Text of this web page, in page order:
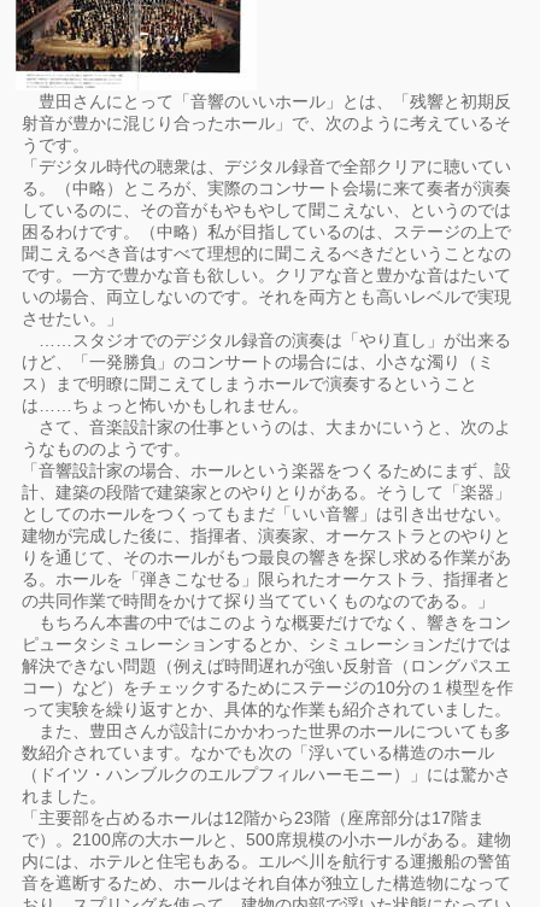
豊田さんにとって「音響のいいホール」とは、「残響と初期反
射音が豊かに混じり合ったホール」で、次のように考えているそ
うです。
「デジタル時代の聴衆は、デジタル録音で全部クリアに聴いてい
る。（中略）ところが、実際のコンサート会場に来て奏者が演奏
しているのに、その音がもやもやして聞こえない、というのでは
困るわけです。（中略）私が目指しているのは、ステージの上で
聞こえるべき音はすべて理想的に聞こえるべきだということなの
です。一方で豊かな音も欲しい。クリアな音と豊かな音はたいて
いの場合、両立しないのです。それを両方とも高いレベルで実現
させたい。」
……スタジオでのデジタル録音の演奏は「やり直し」が出来る
けど、「一発勝負」のコンサートの場合には、小さな濁り（ミ
ス）まで明瞭に聞こえてしまうホールで演奏するということ
は……ちょっと怖いかもしれません。
さて、音楽設計家の仕事というのは、大まかにいうと、次のよ
うなもののようです。
「音響設計家の場合、ホールという楽器をつくるためにまず、設
計、建築の段階で建築家とのやりとりがある。そうして「楽器」
としてのホールをつくってもまだ「いい音響」は引き出せない。
建物が完成した後に、指揮者、演奏家、オーケストラとのやりと
りを通じて、そのホールがもつ最良の響きを探し求める作業があ
る。ホールを「弾きこなせる」限られたオーケストラ、指揮者と
の共同作業で時間をかけて探り当てていくものなのである。」
もちろん本書の中ではこのような概要だけでなく、響きをコン
ピュータシミュレーションするとか、シミュレーションだけでは
解決できない問題（例えば時間遅れが強い反射音（ロングパスエ
コー）など）をチェックするためにステージの10分の１模型を作
って実験を繰り返すとか、具体的な作業も紹介されていました。
また、豊田さんが設計にかかわった世界のホールについても多
数紹介されています。なかでも次の「浮いている構造のホール
（ドイツ・ハンブルクのエルプフィルハーモニー）」には驚かさ
れました。
「主要部を占めるホールは12階から23階（座席部分は17階ま
で）。2100席の大ホールと、500席規模の小ホールがある。建物
内には、ホテルと住宅もある。エルベ川を航行する運搬船の警笛
音を遮断するため、ホールはそれ自体が独立した構造物になって